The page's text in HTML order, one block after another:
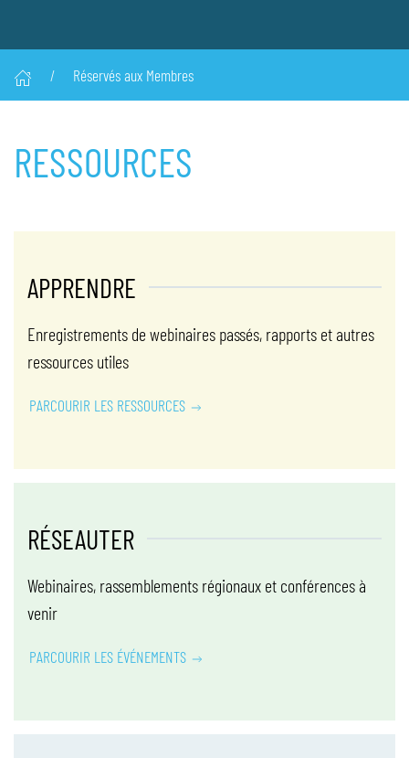
Réservés aux Membres
RESSOURCES
APPRENDRE
Enregistrements de webinaires passés, rapports et autres
ressources utiles
PARCOURIR LES RESSOURCES
RÉSEAUTER
Webinaires, rassemblements régionaux et conférences à
venir
PARCOURIR LES ÉVÉNEMENTS